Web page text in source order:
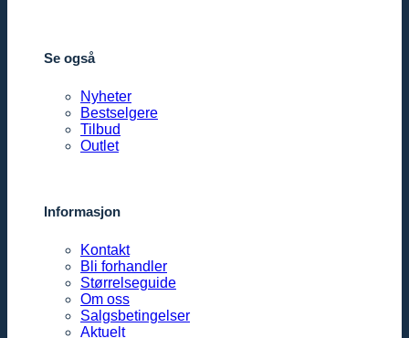
Se også
Nyheter
Bestselgere
Tilbud
Outlet
Informasjon
Kontakt
Bli forhandler
Størrelseguide
Om oss
Salgsbetingelser
Aktuelt